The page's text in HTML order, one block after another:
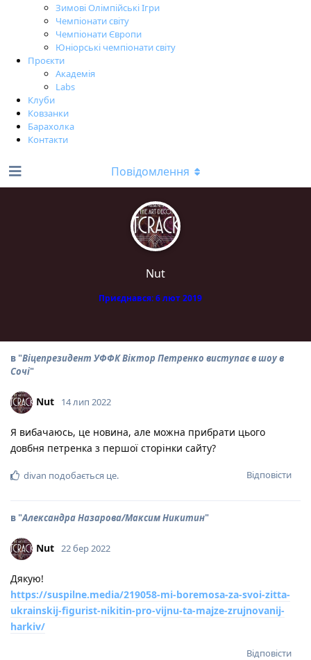
Зимові Олімпійські Ігри
Чемпіонати світу
Чемпіонати Європи
Юніорські чемпіонати світу
Проєкти
Академія
Labs
Клуби
Ковзанки
Барахолка
Контакти
Nut
Приєднався:6 лют 2019
Повідомлення
в "Віцепрезидент УФФК Віктор Петренко виступає в шоу в
Сочі"
Nut 14 лип 2022
Я вибачаюсь, це новина, але можна прибрати цього
довбня петренка з першої сторінки сайту?
Відповісти
divan подобається це.
в "Александра Назарова/Максим Никитин"
Nut 22 бер 2022
Дякую!
https://suspilne.media/219058-mi-boremosa-za-svoi-zitta-
ukrainskij-figurist-nikitin-pro-vijnu-ta-majze-zrujnovanij-
harkiv/
Відповісти